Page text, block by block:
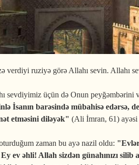
verdiyi ruziyə görə Allahı sevin.
sevdiyimiz üçün də Onun peyğəmbərini
barəsində mübahisə edərsə, de:
etməsini diləyək" (Ali İmran, 61) ayəsi
zaman bu ayə nazil oldu:
ev əhli! Allah sizdən günahınızı